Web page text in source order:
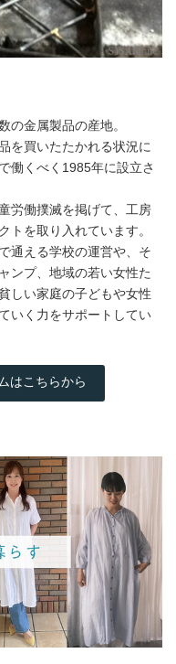
の金属製品の産地。
を買いたたかれる状況に
働くべく1985年に設立さ
労働撲滅を掲げて、工房
トを取り入れています。
通える学校の運営や、そ
ンプ、地域の若い女性た
しい家庭の子どもや女性
いく力をサポートしてい
はこちらから